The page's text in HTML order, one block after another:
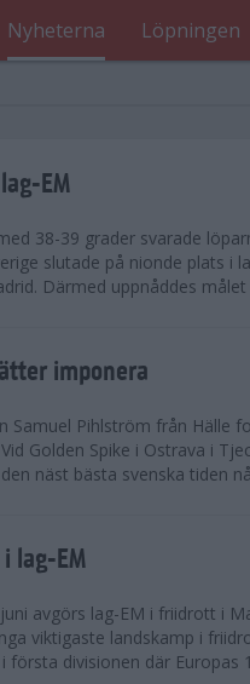
Nyheterna Löpningen
EM
38-39 grader svarade
slutade på nionde plats i
Därmed uppnåddes målet
imponera
Samuel Pihlström från Hälle
Golden Spike i Ostrava i
näst bästa svenska tiden
lag-EM
avgörs lag-EM i friidrott i
viktigaste landskamp i
första divisionen där Europas